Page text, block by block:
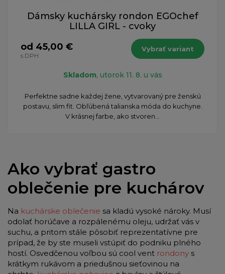
Dámsky kuchársky rondon EGOchef
LILLA GIRL - cvoky
od 45,00 €
s DPH
Vybrať variant
Skladom, utorok 11. 8. u vás
Perfektne sadne každej žene, vytvarovaný pre ženskú
postavu, slim fit. Obľúbená talianska móda do kuchyne.
V krásnej farbe, ako stvoren...
Ako vybrať gastro
oblečenie pre kuchárov
Na kuchárske oblečenie sa kladú vysoké nároky. Musí
odolať horúčave a rozpálenému oleju, udržať vás v
suchu, a pritom stále pôsobiť reprezentatívne pre
prípad, že by ste museli vstúpiť do podniku plného
hostí. Osvedčenou voľbou sú cool vent rondony s
krátkym rukávom a priedušnou sieťovinou na